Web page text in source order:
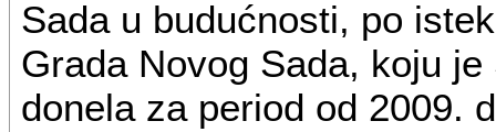
Sada u budućnosti, po
Grada Novog Sada, koju
donela za period od 2009.